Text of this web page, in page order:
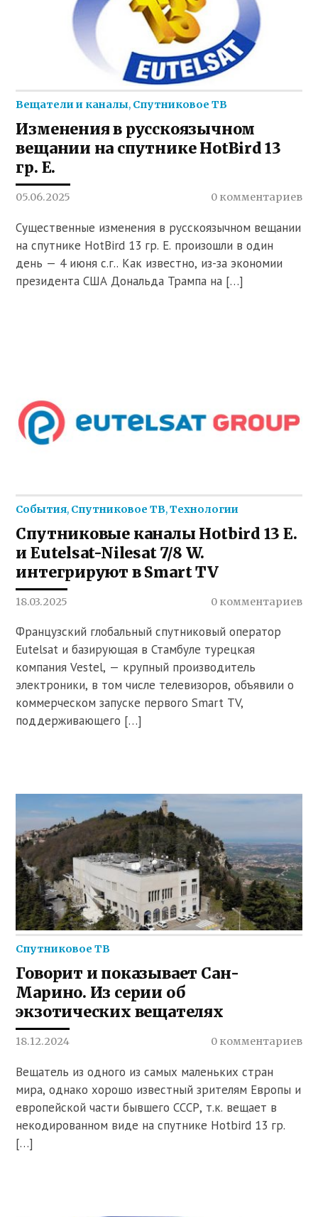
Вещатели и каналы, Спутниковое ТВ
Изменения в русскоязычном
вещании на спутнике HotBird 13
гр. E.
05.06.2025 0 комментариев
Существенные изменения в русскоязычном вещании
на спутнике HotBird 13 гр. E. произошли в один
день — 4 июня с.г.. Как известно, из-за экономии
президента США Дональда Трампа на […]
События, Спутниковое ТВ,Технологии
Спутниковые каналы Hotbird 13 E.
и Eutelsat-Nilesat 7/8 W.
интегрируют в Smart TV
18.03.2025 0 комментариев
Французский глобальный спутниковый оператор
Eutelsat и базирующая в Стамбуле турецкая
компания Vestel, — крупный производитель
электроники, в том числе телевизоров, объявили о
коммерческом запуске первого Smart TV,
поддерживающего […]
Спутниковое ТВ
Говорит и показывает Сан-
Марино. Из серии об
экзотических вещателях
18.12.2024 0 комментариев
Вещатель из одного из самых маленьких стран
мира, однако хорошо известный зрителям Европы и
европейской части бывшего СССР, т.к. вещает в
некодированном виде на спутнике Hotbird 13 гр.
[…]